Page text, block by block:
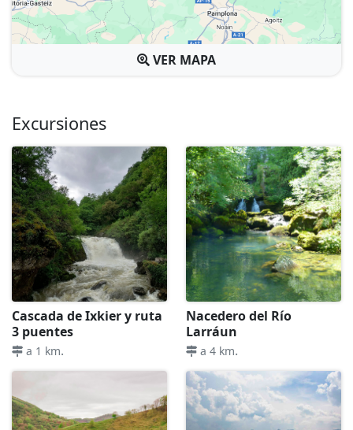
VER MAPA
Excursiones
Cascada de Ixkier y ruta
3 puentes
a 1 km.
Nacedero del Río
Larráun
a 4 km.